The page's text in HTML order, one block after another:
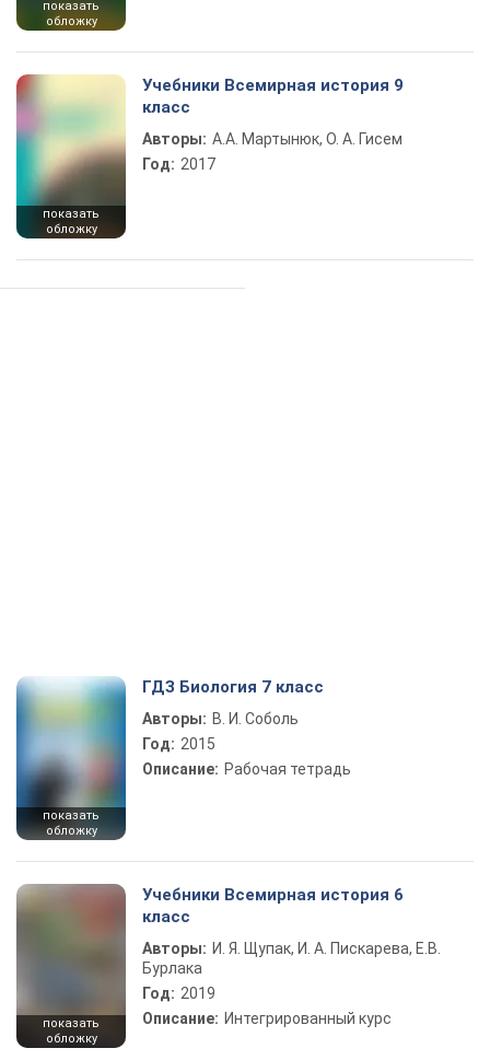
показать
обложку
показать
обложку
Учебники Всемирная история 9
класс
Авторы: А.А. Мартынюк, О. А. Гисем
Год: 2017
показать
обложку
ГДЗ Биология 7 класс
Авторы: В. И. Соболь
Год: 2015
Описание: Рабочая тетрадь
показать
обложку
Учебники Всемирная история 6
класс
Авторы: И. Я. Щупак, И. А. Пискарева, Е.В.
Бурлака
Год: 2019
Описание: Интегрированный курс